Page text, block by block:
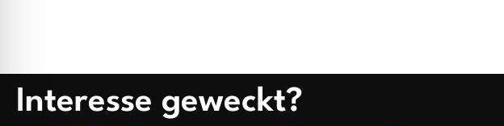
Interesse geweckt?